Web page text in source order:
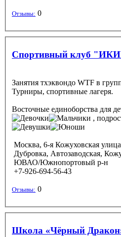
Отзывы: 0
Спортивный клуб
Занятия тхэквондо WTF в
Турниры, спортивные лагеря.
Восточные единоборства для
,
Москва, 6-я Кожуховская
Дубровка, Автозаводская,
ЮВАО/Южнопортовый р-н
+7-926-694-56-43
Отзывы: 0
Школа «Чёрный